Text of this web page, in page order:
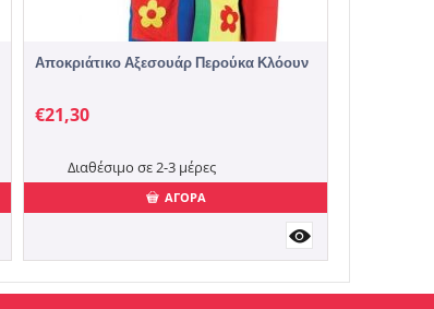
Αποκριάτικο Αξεσουάρ Περούκα Κλόουν
€21,30
Διαθέσιμο σε 2-3 μέρες
ΑΓΟΡΑ